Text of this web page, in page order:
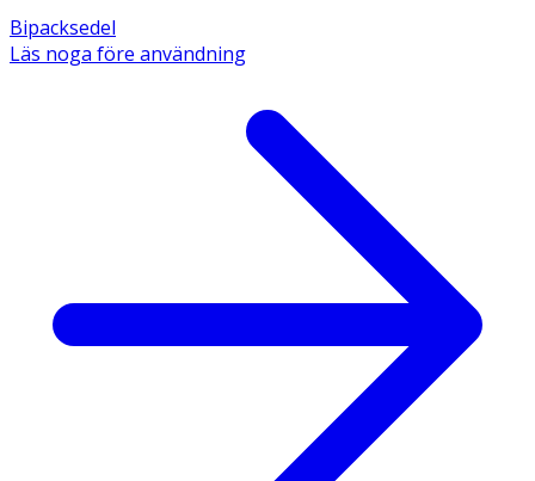
Bipacksedel
Läs noga före användning